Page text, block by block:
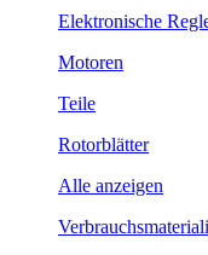
Elektronische
Motoren
Teile
Rotorblätter
Alle anzeigen